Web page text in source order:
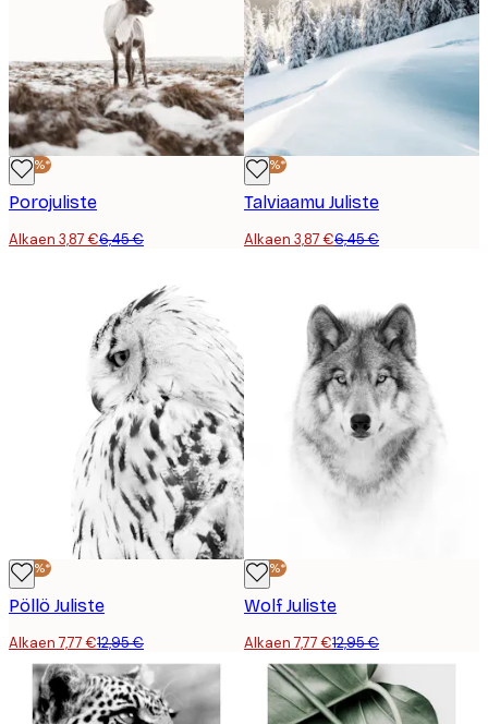
-40%*
Porojuliste
Alkaen 3,87 €6,45 €
-40%*
Talviaamu Juliste
Alkaen 3,87 €6,45 €
-40%*
Pöllö Juliste
Alkaen 7,77 €12,95 €
-40%*
Wolf Juliste
Alkaen 7,77 €12,95 €